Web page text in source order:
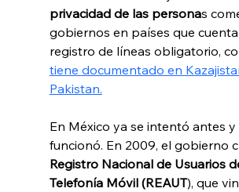
privacidad de las personas
gobiernos en países que
registro de líneas obligatorio,
tiene documentado en
Pakistan.
En México ya se intentó antes
funcionó. En 2009, el gobierno
Registro Nacional de Usuarios
Telefonía Móvil (REAUT), que